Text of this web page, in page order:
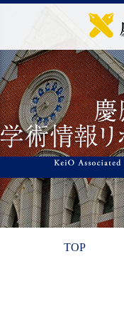
TOP